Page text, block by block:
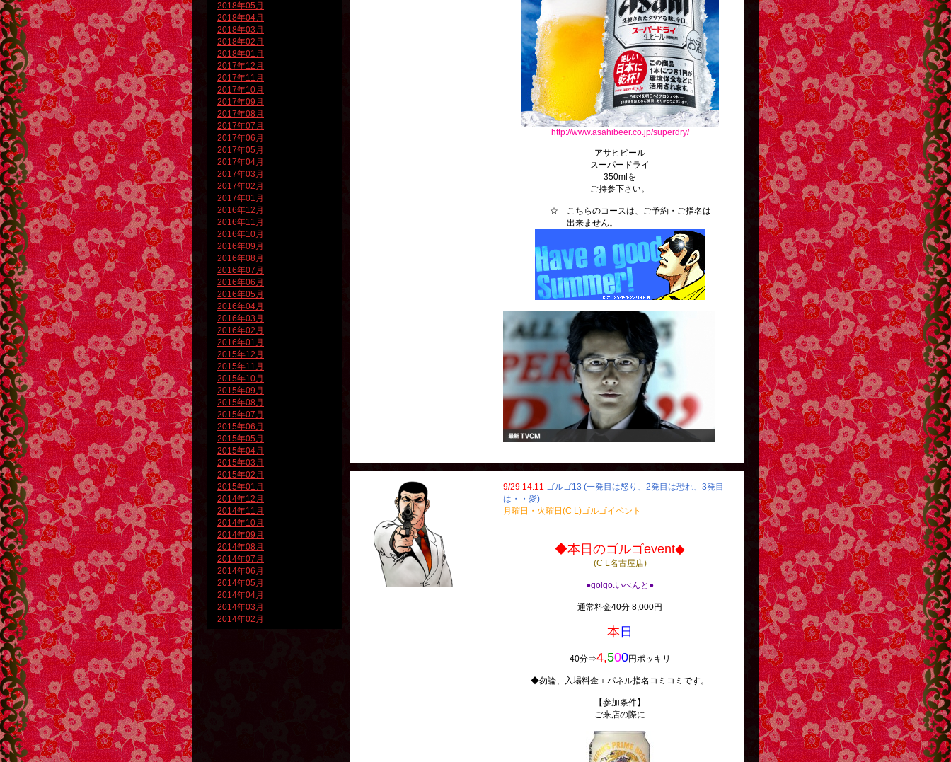
2018年05月
2018年04月
2018年03月
2018年02月
2018年01月
2017年12月
2017年11月
2017年10月
2017年09月
2017年08月
2017年07月
2017年06月
2017年05月
2017年04月
2017年03月
2017年02月
2017年01月
2016年12月
2016年11月
2016年10月
2016年09月
2016年08月
2016年07月
2016年06月
2016年05月
2016年04月
2016年03月
2016年02月
2016年01月
2015年12月
2015年11月
2015年10月
2015年09月
2015年08月
2015年07月
2015年06月
2015年05月
2015年04月
2015年03月
2015年02月
2015年01月
2014年12月
2014年11月
2014年10月
2014年09月
2014年08月
2014年07月
2014年06月
2014年05月
2014年04月
2014年03月
2014年02月
http://www.asahibeer.co.jp/superdry/
アサヒビール
スーパードライ
350mlを
ご持参下さい。
☆ こちらのコースは、ご予約・ご指名は
出来ません。
9/29 14:11 ゴルゴ13 (一発目は怒り、2発目は恐れ、3発目
は・・愛)
月曜日・火曜日(C L)ゴルゴイベント
◆本日のゴルゴevent◆
(C L名古屋店)
●golgo.いべんと●
通常料金40分 8,000円
本 日
40分⇒4,500円ポッキリ
◆勿論、入場料金＋パネル指名コミコミです。
【参加条件】
ご来店の際に